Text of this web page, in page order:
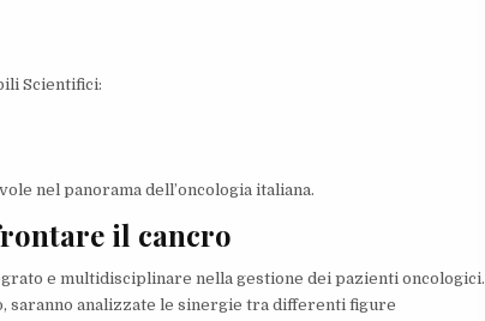
Scientifici:
nel panorama dell’oncologia italiana.
il cancro
e multidisciplinare nella gestione dei pazienti oncologici.
saranno analizzate le sinergie tra differenti figure